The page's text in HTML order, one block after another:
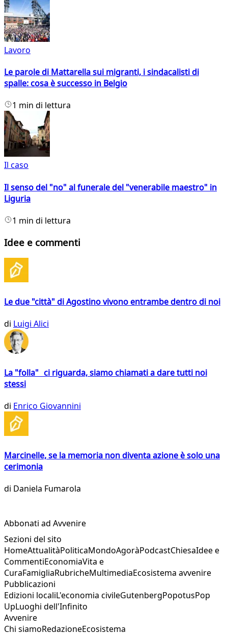
Lavoro
Le parole di Mattarella sui migranti, i sindacalisti di
spalle: cosa è successo in Belgio
1 min di lettura
Il caso
Il senso del "no" al funerale del "venerabile maestro" in
Liguria
1 min di lettura
Idee e commenti
Le due "città" di Agostino vivono entrambe dentro di noi
di Luigi Alici
La "folla" ci riguarda, siamo chiamati a dare tutti noi
stessi
di Enrico Giovannini
Marcinelle, se la memoria non diventa azione è solo una
cerimonia
di Daniela Fumarola
Abbonati ad Avvenire
Sezioni del sito
HomeAttualitàPoliticaMondoAgoràPodcastChiesaIdee e
CommentiEconomiaVita e
CuraFamigliaRubricheMultimediaEcosistema avvenire
Pubblicazioni
Edizioni localiL'economia civileGutenbergPopotusPop
UpLuoghi dell'Infinito
Avvenire
Chi siamoRedazioneEcosistema